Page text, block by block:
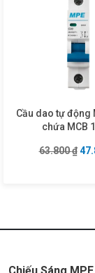
Cầu dao tự động
chứa MCB
63.800₫